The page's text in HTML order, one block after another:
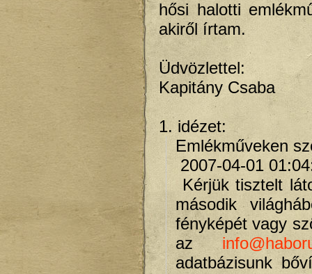
hősi halotti
akiről írtam.
Üdvözlettel:
Kapitány Csaba
1. idézet:
Emlékműveken
2007-04-01
Kérjük tisztelt
második
fényképét vagy
az
adatbázisunk